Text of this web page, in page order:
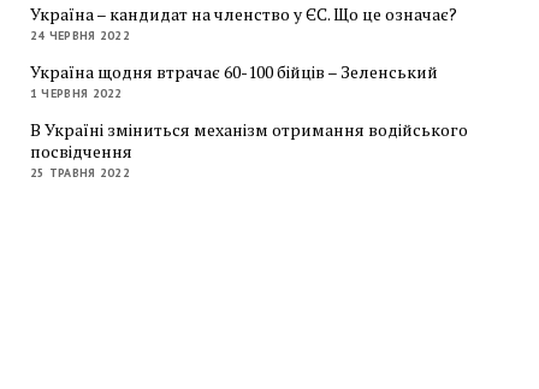
Україна – кандидат на членство у ЄС. Що це означає?
24 ЧЕРВНЯ 2022
Україна щодня втрачає 60-100 бійців – Зеленський
1 ЧЕРВНЯ 2022
В Україні зміниться механізм отримання водійського
посвідчення
25 ТРАВНЯ 2022